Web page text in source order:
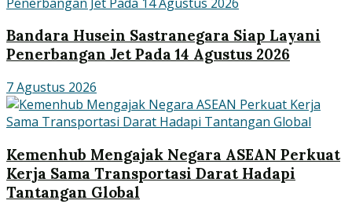
Bandara Husein Sastranegara Siap Layani
Penerbangan Jet Pada 14 Agustus 2026
7 Agustus 2026
Kemenhub Mengajak Negara ASEAN Perkuat
Kerja Sama Transportasi Darat Hadapi
Tantangan Global